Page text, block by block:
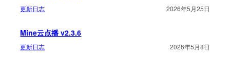
更新日志 2026年5月25日
Mine云点播 v2.3.6
更新日志 2026年5月8日